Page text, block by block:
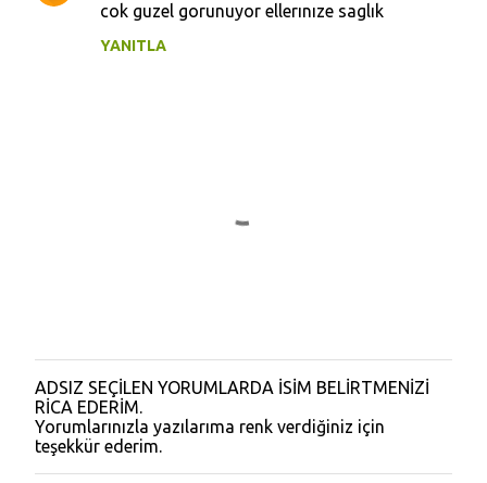
cok guzel gorunuyor ellerınıze saglık
YANITLA
Y
o
r
u
m
ADSIZ SEÇİLEN YORUMLARDA İSİM BELİRTMENİZİ
RİCA EDERİM.
Yorumlarınızla yazılarıma renk verdiğiniz için
teşekkür ederim.